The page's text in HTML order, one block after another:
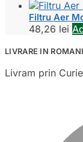
Filtru Aer
48,26 lei
LIVRARE IN
Livram prin